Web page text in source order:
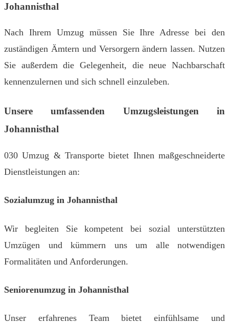
Johannisthal
Nach Ihrem Umzug müssen Sie Ihre Adresse bei den
zuständigen Ämtern und Versorgern ändern lassen. Nutzen
Sie außerdem die Gelegenheit, die neue Nachbarschaft
kennenzulernen und sich schnell einzuleben.
Unsere umfassenden Umzugsleistungen in
Johannisthal
030 Umzug & Transporte bietet Ihnen maßgeschneiderte
Dienstleistungen an:
Sozialumzug in Johannisthal
Wir begleiten Sie kompetent bei sozial unterstützten
Umzügen und kümmern uns um alle notwendigen
Formalitäten und Anforderungen.
Seniorenumzug in Johannisthal
Unser erfahrenes Team bietet einfühlsame und